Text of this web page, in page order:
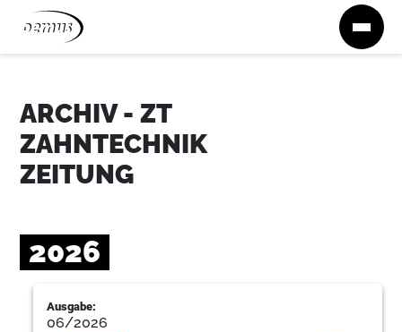
Zum Inhalt springen
ARCHIV - ZT
ZAHNTECHNIK
ZEITUNG
2026
Ausgabe:
06/2026